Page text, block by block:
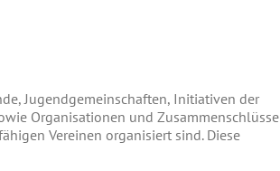
Jugendgemeinschaften, Initiativen der
Organisationen und Zusammenschlüsse
Vereinen organisiert sind. Diese